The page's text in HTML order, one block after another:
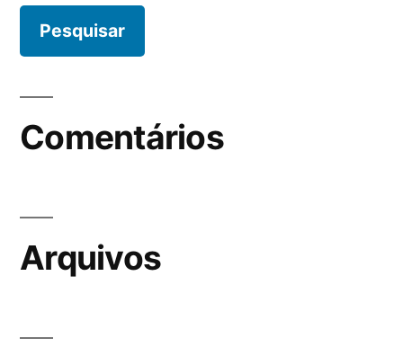
Comentários
Arquivos